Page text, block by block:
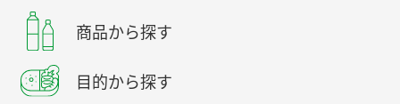
商品から探す
目的から探す